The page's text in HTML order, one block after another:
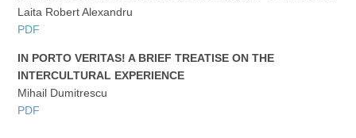
Laita Robert Alexandru
PDF
IN PORTO VERITAS! A BRIEF TREATISE ON THE
INTERCULTURAL EXPERIENCE
Mihail Dumitrescu
PDF